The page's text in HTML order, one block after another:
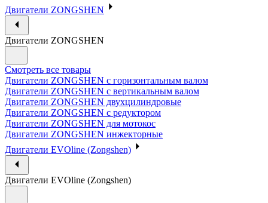
Двигатели ZONGSHEN
Двигатели ZONGSHEN
Смотреть все товары
Двигатели ZONGSHEN с горизонтальным валом
Двигатели ZONGSHEN с вертикальным валом
Двигатели ZONGSHEN двухцилиндровые
Двигатели ZONGSHEN с редуктором
Двигатели ZONGSHEN для мотокос
Двигатели ZONGSHEN инжекторные
Двигатели EVOline (Zongshen)
Двигатели EVOline (Zongshen)